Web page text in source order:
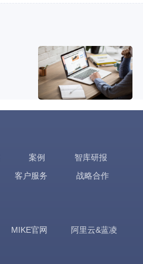
案例
智库研报
客户服务 战略合作
MIKE官网 阿里云&蓝凌